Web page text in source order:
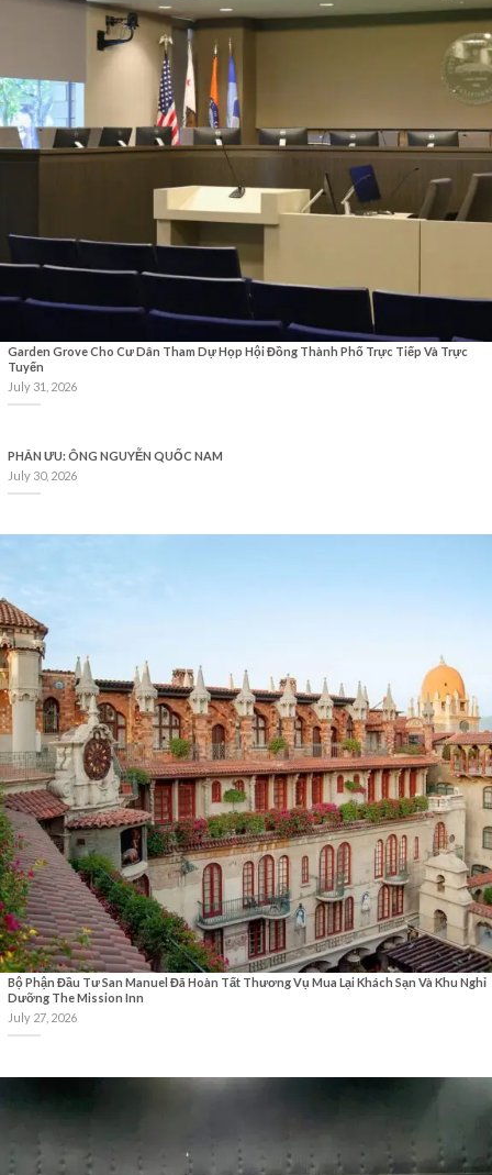
Garden Grove Cho Cư Dân Tham Dự Họp Hội Đồng Thành Phố Trực Tiếp Và Trực
Tuyến
July 31, 2026
PHÂN ƯU: ÔNG NGUYỄN QUỐC NAM
July 30, 2026
Bộ Phận Đầu Tư San Manuel Đã Hoàn Tất Thương Vụ Mua Lại Khách Sạn Và Khu Nghỉ
Dưỡng The Mission Inn
July 27, 2026